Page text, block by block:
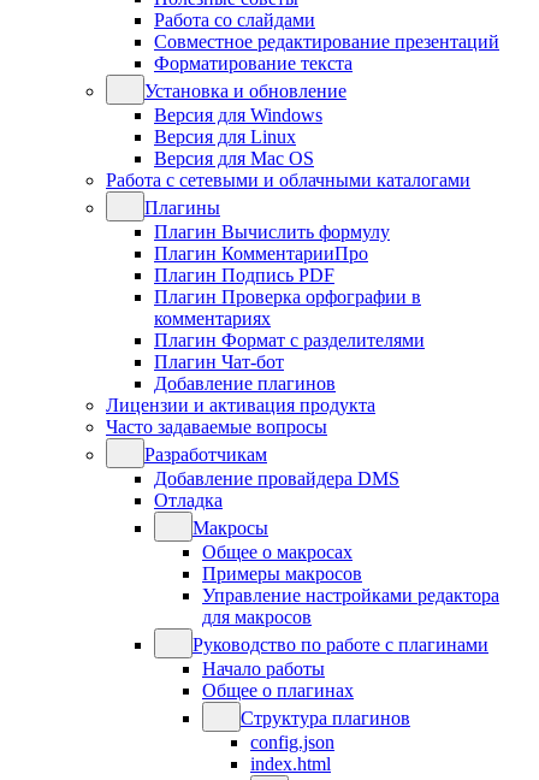
Работа со слайдами
Совместное редактирование презентаций
Форматирование текста
Установка и обновление
Версия для Windows
Версия для Linux
Версия для Mac OS
Работа с сетевыми и облачными каталогами
Плагины
Плагин Вычислить формулу
Плагин КомментарииПро
Плагин Подпись PDF
Плагин Проверка орфографии в
комментариях
Плагин Формат с разделителями
Плагин Чат-бот
Добавление плагинов
Лицензии и активация продукта
Часто задаваемые вопросы
Разработчикам
Добавление провайдера DMS
Отладка
Макросы
Общее о макросах
Примеры макросов
Управление настройками редактора
для макросов
Руководство по работе с плагинами
Начало работы
Общее о плагинах
Структура плагинов
config.json
index.html